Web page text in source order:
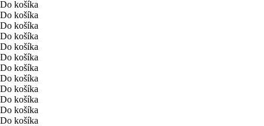
Do košíka
Do košíka
Do košíka
Do košíka
Do košíka
Do košíka
Do košíka
Do košíka
Do košíka
Do košíka
Do košíka
Do košíka